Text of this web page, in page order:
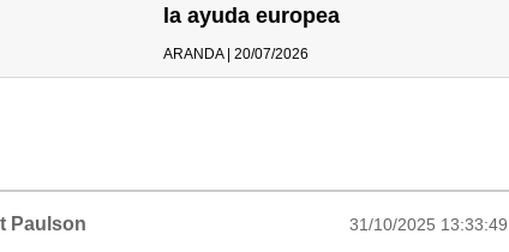
la ayuda europea
ARANDA | 20/07/2026
Paulson 31/10/2025 13:33:49